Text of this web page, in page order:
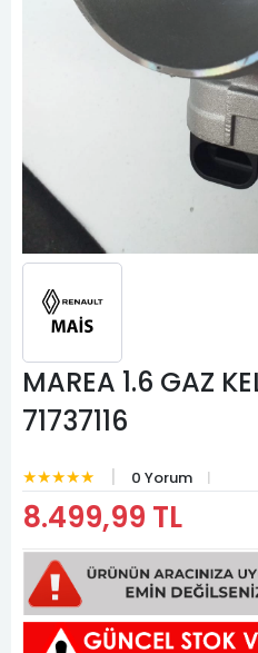
MAREA 1.6 GAZ
71737116
★★★★★ 0 Yorum
8.499,99 TL